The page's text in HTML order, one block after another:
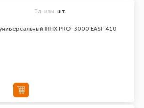
IRFIX PRO-3000 EASF 410
Ед. изм. шт.